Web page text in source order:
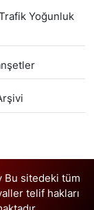
Yoğunluk
Bu sitedeki tüm
telif hakları